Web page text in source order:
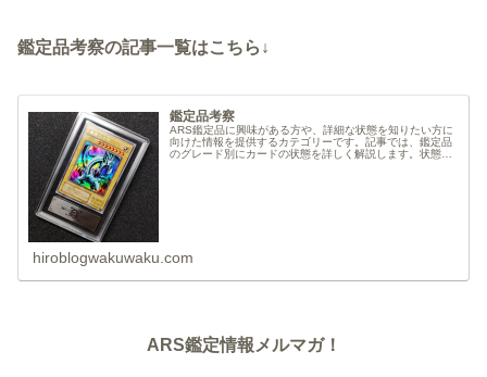
鑑定品考察の記事一覧はこちら↓
鑑定品考察
ARS鑑定品に興味がある方や、詳細な状態を知りたい方に
向けた情報を提供するカテゴリーです。記事では、鑑定品
のグレード別にカードの状態を詳しく解説します。状態や
hiroblogwakuwaku.com
ARS鑑定情報メルマガ！